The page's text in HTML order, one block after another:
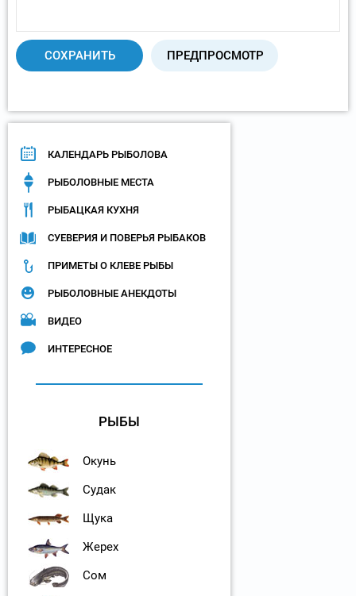
КАЛЕНДАРЬ РЫБОЛОВА
РЫБОЛОВНЫЕ МЕСТА
РЫБАЦКАЯ КУХНЯ
СУЕВЕРИЯ И ПОВЕРЬЯ РЫБАКОВ
ПРИМЕТЫ О КЛЕВЕ РЫБЫ
РЫБОЛОВНЫЕ АНЕКДОТЫ
ВИДЕО
ИНТЕРЕСНОЕ
РЫБЫ
Окунь
Судак
Щука
Жерех
Сом